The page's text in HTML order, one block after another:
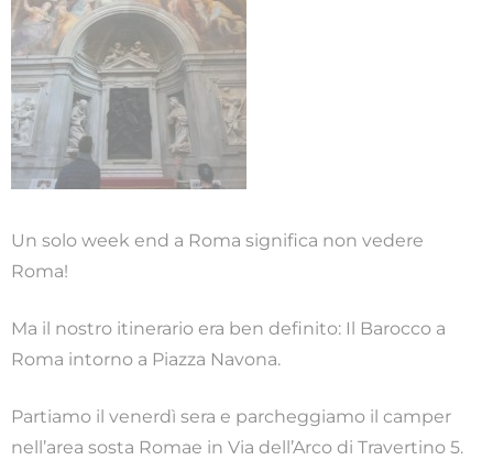
Un solo week end a Roma significa non vedere
Roma!
Ma il nostro itinerario era ben definito: Il Barocco a
Roma intorno a Piazza Navona.
Partiamo il venerdì sera e parcheggiamo il camper
nell’area sosta Romae in Via dell’Arco di Travertino 5.